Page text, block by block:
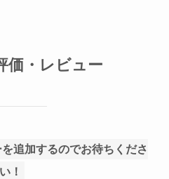
価・レビュー
追加するのでお待ちくださ
い！